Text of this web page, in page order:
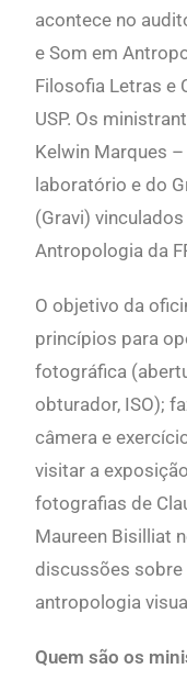
acontece no
e Som em
Filosofia Letras e
USP. Os
Kelwin Marques
laboratório e do
(Gravi)
Antropologia da
O objetivo da
princípios para
fotográfica
obturador, ISO);
câmera e
visitar a
fotografias de
Maureen Bisilliat
discussões
antropologia
Quem são os